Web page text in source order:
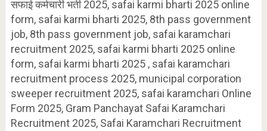
सफाई कर्मचारी भर्ती 2025, safai karmi bharti 2025 online
form, safai karmi bharti 2025, 8th pass government
job, 8th pass government job, safai karamchari
recruitment 2025, safai karmi bharti 2025 online
form, safai karmi bharti 2025 , safai karamchari
recruitment process 2025, municipal corporation
sweeper recruitment 2025, safai karamchari Online
Form 2025, Gram Panchayat Safai Karamchari
Recruitment 2025, Safai Karamchari Recruitment